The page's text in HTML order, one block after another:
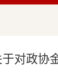
对政协